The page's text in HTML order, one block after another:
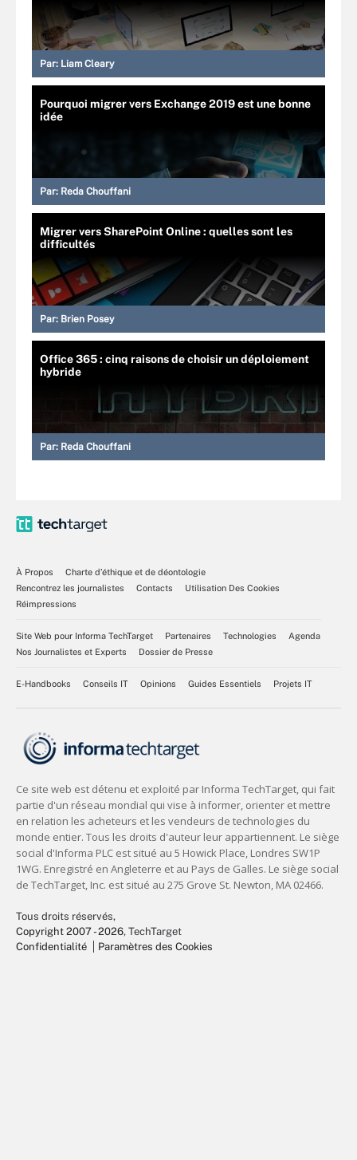
Par: Liam Cleary
Pourquoi migrer vers Exchange 2019 est une bonne
idée
Par: Reda Chouffani
Migrer vers SharePoint Online : quelles sont les
difficultés
Par: Brien Posey
Office 365 : cinq raisons de choisir un déploiement
hybride
Par: Reda Chouffani
À Propos
Charte d’éthique et de déontologie
Rencontrez les journalistes
Contacts
Utilisation Des Cookies
Réimpressions
Site Web pour Informa TechTarget Partenaires Technologies
Agenda
Nos Journalistes et Experts
Dossier de Presse
E-Handbooks Conseils IT Opinions Guides Essentiels Projets IT
Tous droits réservés,
Copyright 2007 - 2026, TechTarget
Confidentialité
Paramètres des Cookies